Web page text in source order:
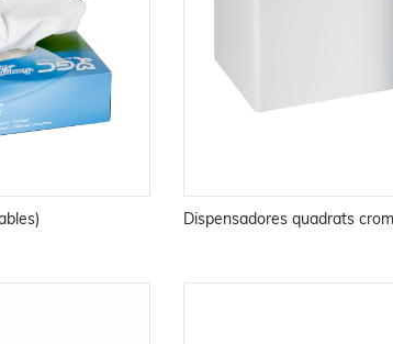
Dispensadores quadrats